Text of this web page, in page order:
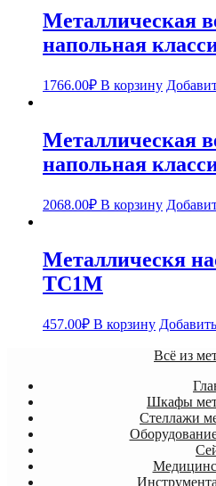
Металлическая
напольная
1766.00₽ В корзину
Металлическая
напольная
2068.00₽ В корзину
Металлическя
ТС1М
457.00₽ В корзину
Всё из
Шкафы
Стеллажи